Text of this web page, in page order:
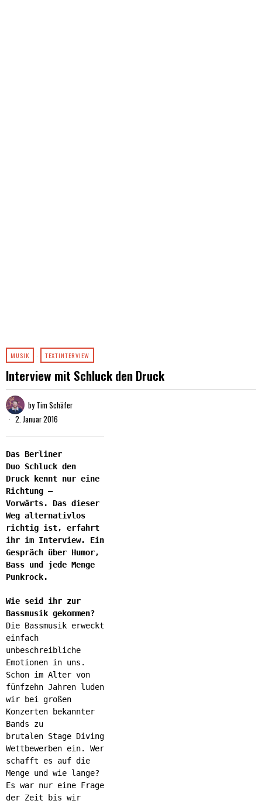
MUSIK · TEXTINTERVIEW
Interview mit Schluck den Druck
byTim Schäfer
2. Januar 2016
Das Berliner
Duo Schluck den
Druck kennt nur eine
Richtung –
Vorwärts. Das dieser
Weg alternativlos
richtig ist, erfahrt
ihr im Interview. Ein
Gespräch über Humor,
Bass und jede Menge
Punkrock.
Wie seid ihr zur
Bassmusik gekommen?
Die Bassmusik erweckt
einfach
unbeschreibliche
Emotionen in uns.
Schon im Alter von
fünfzehn Jahren luden
wir bei großen
Konzerten bekannter
Bands zu
brutalen Stage Diving
Wettbewerben ein. Wer
schafft es auf die
Menge und wie lange?
Es war nur eine Frage
der Zeit bis wir